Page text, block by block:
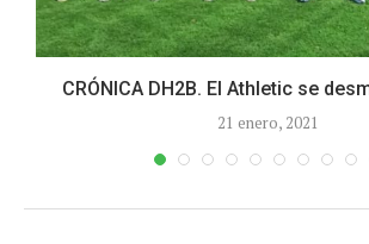
CRÓNICA DH2B. El Athletic se
21 enero, 2021